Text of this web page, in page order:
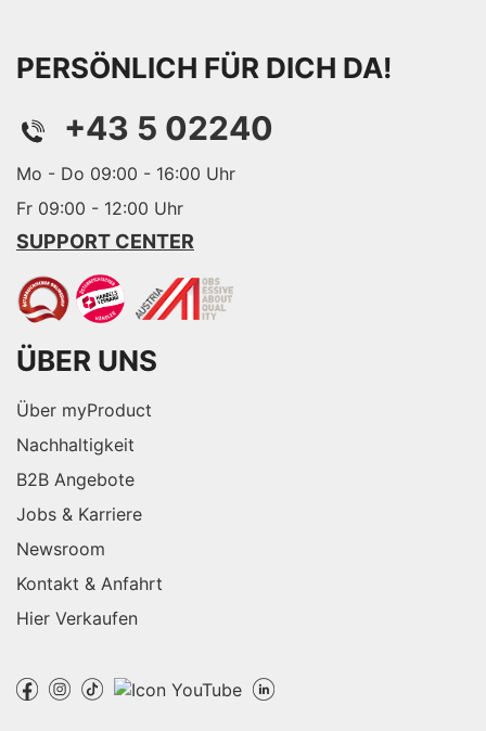
PERSÖNLICH FÜR DICH DA!
+43 5 02240
Mo - Do 09:00 - 16:00 Uhr
Fr 09:00 - 12:00 Uhr
SUPPORT CENTER
ÜBER UNS
Über myProduct
Nachhaltigkeit
B2B Angebote
Jobs & Karriere
Newsroom
Kontakt & Anfahrt
Hier Verkaufen